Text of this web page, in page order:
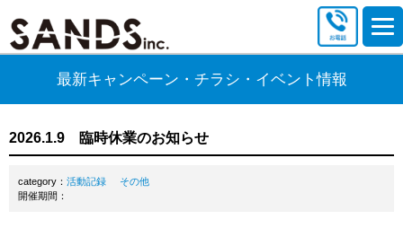
最新キャンペーン・チラシ・イベント情報
2026.1.9 臨時休業のお知らせ
category： 活動記録
その他
開催期間：